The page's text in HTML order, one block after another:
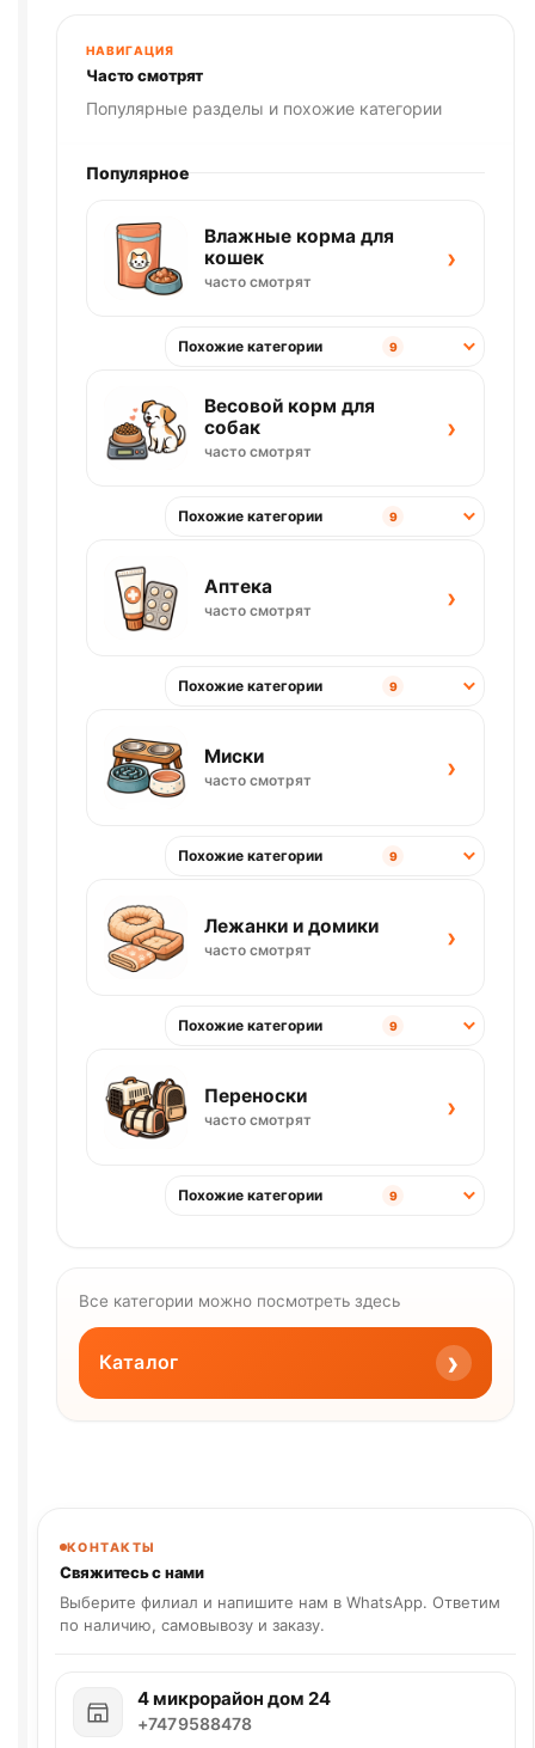
1кг
НАВИГАЦИЯ
Часто смотрят
Популярные разделы и похожие категории
Популярное
Влажные корма для
кошек
часто смотрят
›
Похожие категории 9
Весовой корм для
собак
часто смотрят
›
Похожие категории 9
Аптека
часто смотрят ›
Похожие категории 9
Миски
часто смотрят ›
Похожие категории 9
Лежанки и домики
часто смотрят ›
Похожие категории 9
Переноски
часто смотрят ›
Похожие категории 9
Все категории можно посмотреть здесь
Каталог ›
КОНТАКТЫ
Свяжитесь с нами
Выберите филиал и напишите нам в WhatsApp. Ответим
по наличию, самовывозу и заказу.
4 микрорайон дом 24
+7479588478